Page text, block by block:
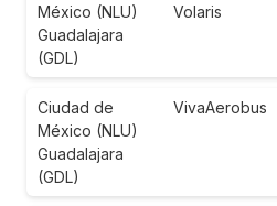
México (NLU)
Guadalajara
(GDL)
Volaris
Ciudad de
México (NLU)
Guadalajara
(GDL)
VivaAerobus